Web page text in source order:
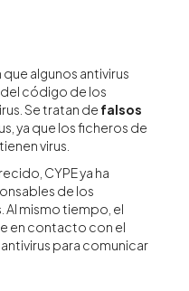
algunos antivirus
código de los
Se tratan de falsos
ya que los ficheros de
virus.
CYPE ya ha
de los
Al mismo tiempo, el
en contacto con el
para comunicar